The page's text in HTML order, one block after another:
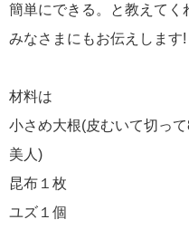
簡単にできる。と教えてく
みなさまにもお伝えします
材料は
小さめ大根(皮むいて切っ
美人)
昆布１枚
ユズ１個